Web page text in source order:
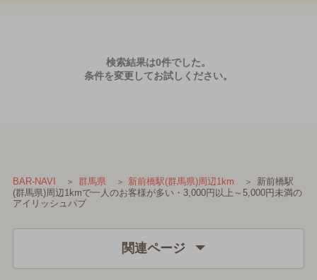
検索結果は0件でした。
条件を変更してお試しください。
BAR-NAVI 群馬県 新前橋駅(群馬県)周辺1km
新前橋駅
(群馬県)周辺1kmで一人のお客様が多い・3,000円以上～5,000円未満の
アイリッシュパブ
関連ページ